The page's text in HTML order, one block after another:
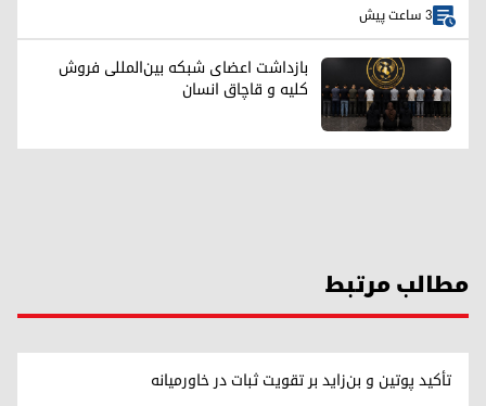
3 ساعت پیش
بازداشت اعضای شبکه بین‌المللی فروش
کلیه و قاچاق انسان
مطالب مرتبط
تأکید پوتین و بن‌زاید بر تقویت ثبات در خاورمیانه